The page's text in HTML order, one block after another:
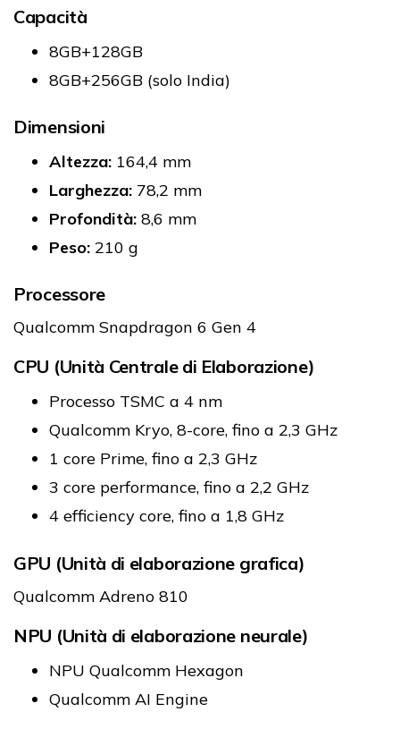
Capacità
8GB+128GB
8GB+256GB (solo India)
Dimensioni
Altezza: 164,4 mm
Larghezza: 78,2 mm
Profondità: 8,6 mm
Peso: 210 g
Processore
Qualcomm Snapdragon 6 Gen 4
CPU (Unità Centrale di Elaborazione)
Processo TSMC a 4 nm
Qualcomm Kryo, 8-core, fino a 2,3 GHz
1 core Prime, fino a 2,3 GHz
3 core performance, fino a 2,2 GHz
4 efficiency core, fino a 1,8 GHz
GPU (Unità di elaborazione grafica)
Qualcomm Adreno 810
NPU (Unità di elaborazione neurale)
NPU Qualcomm Hexagon
Qualcomm AI Engine